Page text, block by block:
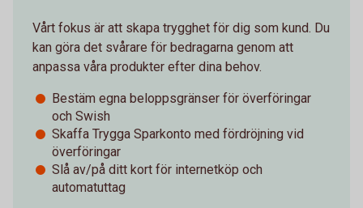
Vårt fokus är att skapa trygghet för dig som kund. Du
kan göra det svårare för bedragarna genom att
anpassa våra produkter efter dina behov.
Bestäm egna beloppsgränser för överföringar
och Swish
Skaffa Trygga Sparkonto med fördröjning vid
överföringar
Slå av/på ditt kort för internetköp och
automatuttag